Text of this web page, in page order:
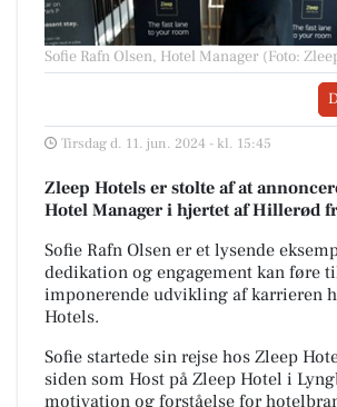
Sofie Rafn Olsen, Hotel Manager (Foto:
Tirsdag d. 11. jun. 2024 - kl. 15:45
Zleep Hotels er stolte af at
Hotel Manager i hjertet af Hillerød
Sofie Rafn Olsen er et lysende
dedikation og engagement kan føre
imponerende udvikling af karrieren
Hotels.
Sofie startede sin rejse hos Zleep
siden som Host på Zleep Hotel i
motivation og forståelse for